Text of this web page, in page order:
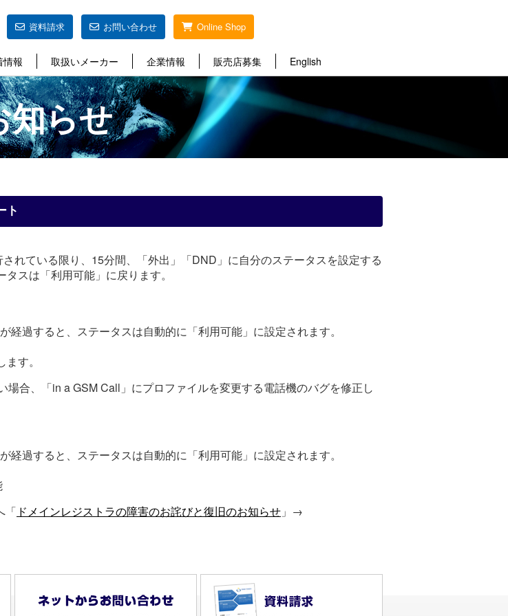
資料請求 お問い合わせ Online Shop
情報 取扱いメーカー 企業情報 販売店募集 English
知らせ
ト
れている限り、15分間、「外出」「DND」に自分のステータスを設定する
スは「利用可能」に戻ります。
過すると、ステータスは自動的に「利用可能」に設定されます。
す。
場合、「in a GSM Call」にプロファイルを変更する電話機のバグを修正し
過すると、ステータスは自動的に「利用可能」に設定されます。
「 ドメインレジストラの障害のお詫びと復旧のお知らせ 」→